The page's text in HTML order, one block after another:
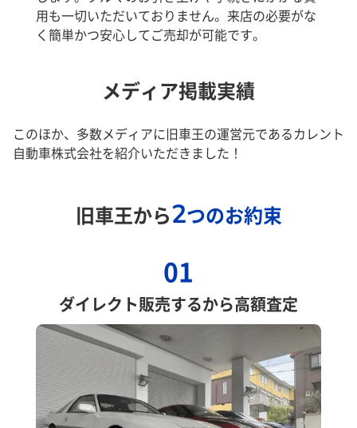
用も一切いただいておりません。来店の必要がな
く簡単かつ安心してご売却が可能です。
メディア掲載実績
このほか、多数メディアに旧車王の運営元であるカレント
自動車株式会社を紹介いただきました！
旧車王から2つのお約束
01
ダイレクト販売するから高額査定